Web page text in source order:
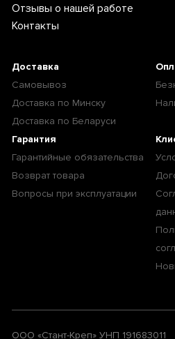
Отзывы о нашей работе
Контакты
Доставка
Самовывоз
Доставка по Минску
Доставка по Беларуси
Гарантия
Гарантийные обязательства
Возврат товара
Вопросы при эксплуатации
ООО «Стант-Креп» УНП 191683011